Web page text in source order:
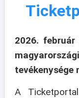
2026.
tevékenysége
A